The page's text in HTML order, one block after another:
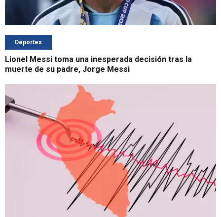
Deportes
Lionel Messi toma una inesperada decisión tras la
muerte de su padre, Jorge Messi